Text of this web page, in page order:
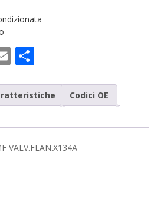
EmailCondividi
Codici OE
VALV.FLAN.X134A